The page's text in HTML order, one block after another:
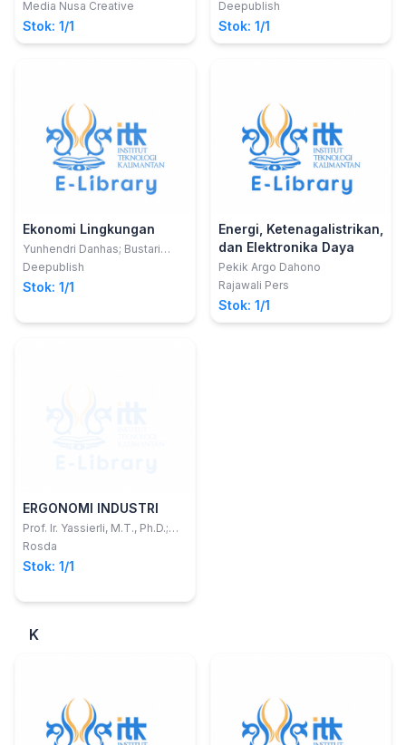
Media Nusa Creative
Stok: 1/1
Knn Berbasis Android
Deepublish
Stok: 1/1
Ekonomi Lingkungan
Yunhendri Danhas; Bustari
Muchtar
Deepublish
Stok: 1/1
Energi, Ketenagalistrikan,
dan Elektronika Daya
Pekik Argo Dahono
Rajawali Pers
Stok: 1/1
ERGONOMI INDUSTRI
Prof. Ir. Yassierli, M.T., Ph.D.;
dkk.
Rosda
Stok: 1/1
K